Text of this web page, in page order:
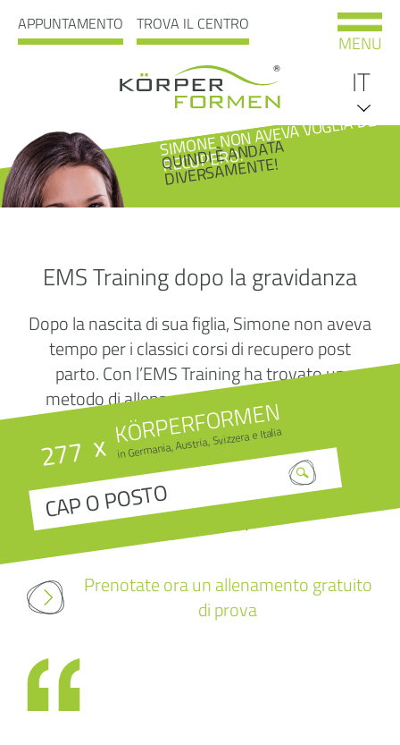
APPUNTAMENTO TROVA IL CENTRO
EN
IT
NL
MENU
SI
MONE NON AVEVA VOGLIA DEL
RECUPERO.
QUINDI È ANDATA
DIVERSA
MENTE!
277 xKÖRPERFORMEN
in Germania, Austria, Svizzera e Italia
EMS Training dopo la gravidanza
Dopo la nascita di sua figlia, Simone non aveva
tempo per i classici corsi di recupero post
parto. Con l’EMS Training ha trovato un
metodo di allenamento che fa risparmiare
tempo e può tenersi in forma anche in futuro
con il bambino. Rinforza anche tu il tuo
pavimento pelvico nei centri Körperformen: 20
minuti alla settimana per massimi risultati di
allenamento!
Prenotate ora un allenamento gratuito
di prova